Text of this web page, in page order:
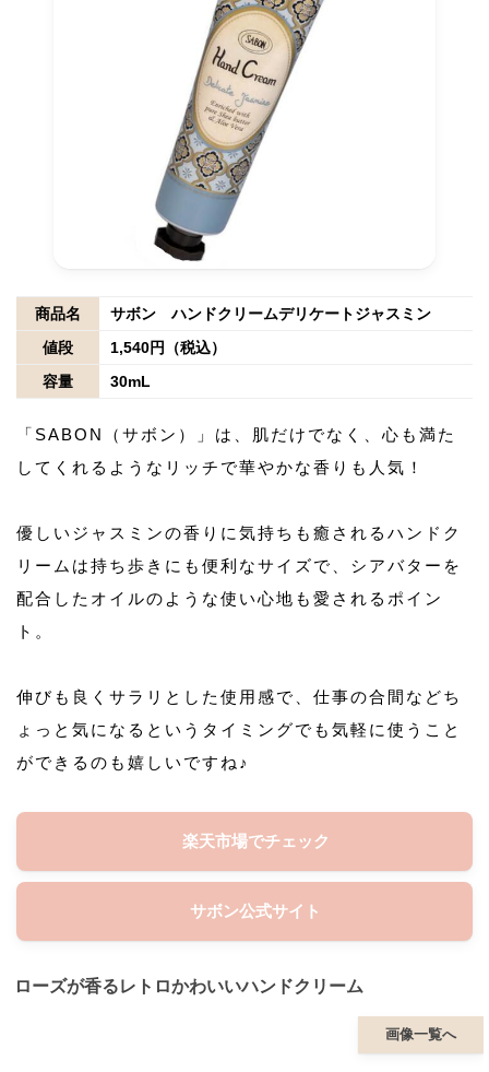
商品名
サボン ハンドクリームデリケートジャスミン
値段
1,540円（税込）
容量
30mL
「SABON（サボン）」は、肌だけでなく、心も満た
してくれるようなリッチで華やかな香りも人気！
優しいジャスミンの香りに気持ちも癒されるハンドク
リームは持ち歩きにも便利なサイズで、シアバターを
配合したオイルのような使い心地も愛されるポイン
ト。
伸びも良くサラリとした使用感で、仕事の合間などち
ょっと気になるというタイミングでも気軽に使うこと
ができるのも嬉しいですね♪
楽天市場でチェック
サボン公式サイト
ローズが香るレトロかわいいハンドクリーム
画像一覧へ